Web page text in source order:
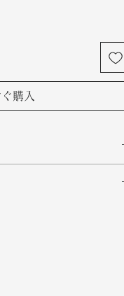
購入
rocks. The
form amethyst.
ガス、火山性物質の組み